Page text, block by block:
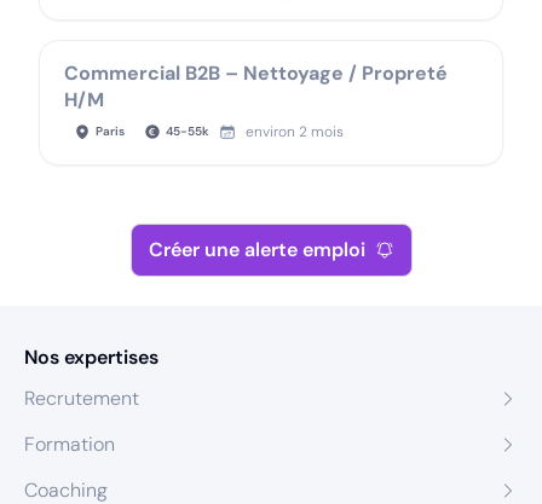
Commercial B2B – Nettoyage / Propreté
H/M
Paris 45-55k environ 2 mois
Créer une alerte emploi
Nos expertises
Recrutement
Formation
Coaching